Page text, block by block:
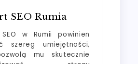
SEO Rumia
w Rumii powinien
szereg umiejętności,
mu skutecznie